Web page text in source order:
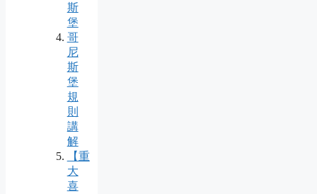
斯
堡
哥
尼
斯
堡
規
則
講
解
【重
大
喜